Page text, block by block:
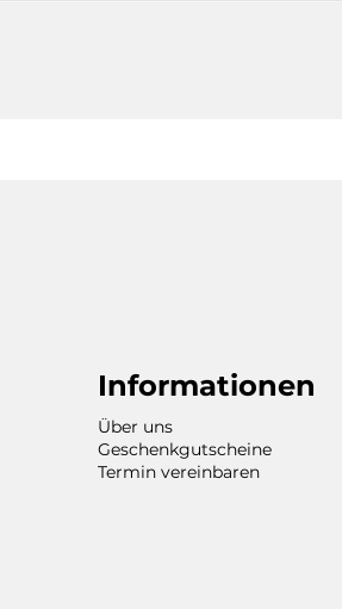
Informationen
Über uns
Geschenkgutscheine
Termin vereinbaren